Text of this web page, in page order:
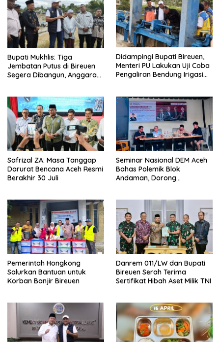
Bupati Mukhlis: Tiga
Jembatan Putus di Bireuen
Segera Dibangun, Anggaran
Didampingi Bupati Bireuen,
Menteri PU Lakukan Uji Coba
Pengaliran Bendung Irigasi
Safrizal ZA: Masa Tanggap
Darurat Bencana Aceh Resmi
Berakhir 30 Juli
Seminar Nasional DEM Aceh
Bahas Polemik Blok
Andaman, Dorong
Pemerintah Hongkong
Salurkan Bantuan untuk
Korban Banjir Bireuen
Danrem 011/LW dan Bupati
Bireuen Serah Terima
Sertifikat Hibah Aset Milik TNI